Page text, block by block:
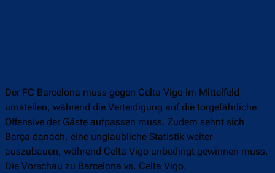
Der FC Barcelona muss gegen Celta Vigo im Mittelfeld
umstellen, während die Verteidigung auf die torgefährliche
Offensive der Gäste aufpassen muss. Zudem sehnt sich
Barça danach, eine unglaubliche Statistik weiter
auszubauen, während Celta Vigo unbedingt gewinnen muss.
Die Vorschau zu Barcelona vs. Celta Vigo.